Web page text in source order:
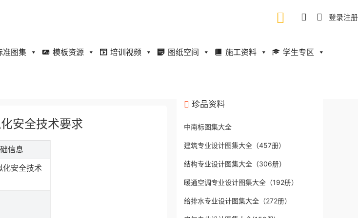
登录注册
准图集 模板资源 培训视频 图纸空间 施工资料 学生专区
安全技术要求
信息
化安全技术
珍品资料
中南标图集大全
建筑专业设计图集大全（457册）
结构专业设计图集大全（306册）
暖通空调专业设计图集大全（192册）
给排水专业设计图集大全（272册）